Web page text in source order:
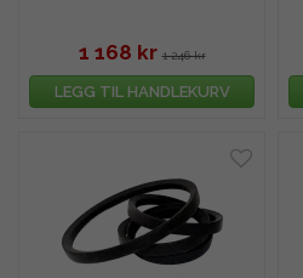
1 168 kr 1 246 kr
LEGG TIL HANDLEKURV